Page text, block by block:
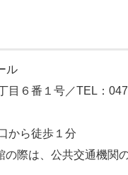
ル
６番１号／TEL：
から徒歩１分
際は、公共交通機関